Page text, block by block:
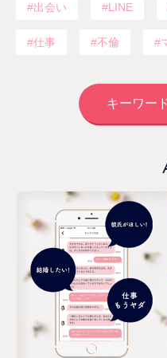
出会い LINE
仕事 不倫
キーワー